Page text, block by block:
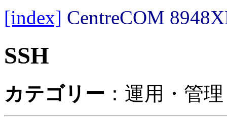
[index] CentreCOM
SSH
カテゴリー ：運用・管